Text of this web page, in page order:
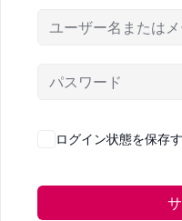
ログイン状態を保存